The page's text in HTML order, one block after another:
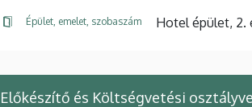
Épület, emelet, szobaszám Hotel épület, 2.
és Költségvetési